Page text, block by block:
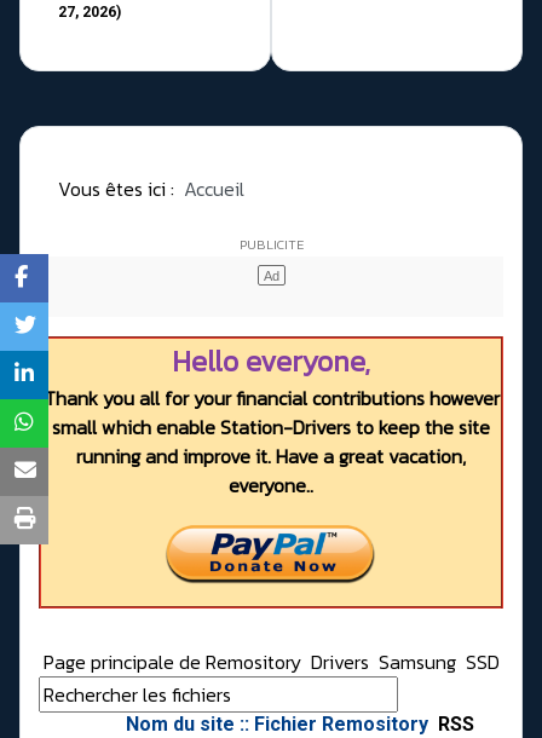
27, 2026)
Vous êtes ici : Accueil
Hello everyone,
Thank you all for your financial contributions however
small which enable Station-Drivers to keep the site
running and improve it. Have a great vacation,
everyone..
Page principale de Remository Drivers Samsung SSD
Nom du site :: Fichier Remository RSS